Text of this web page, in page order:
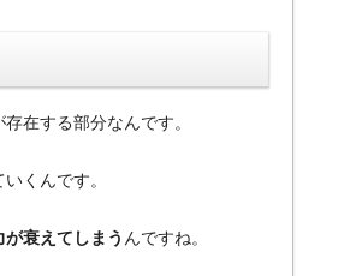
在する部分なんです。
くんです。
衰えてしまう んですね。